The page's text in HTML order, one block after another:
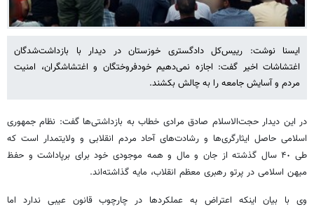
ایسنا نوشت: رییس‌کل دادگستری خوزستان در دیدار با بازداشت‌شدگان
اغتشاشات اخیر گفت: اجازه نمی‌دهیم خودفروختگان و اغتشاشگران، امنیت
مردم و آسایش جامعه را به چالش بکشند.
در این دیدار حجت‌الاسلام صادق مرادی خطاب به بازداشتی‌ها گفت: نظام جمهوری
اسلامی حاصل ایثارگری‌ها و رشادت‌های آحاد مردم انقلابی و ولایتمدار است که
طی ۴٠ سال گذشته از جان و مال و همه موجودی خود برای برپاداشت و حفظ
میهن اسلامی در پرتو رهبری معظم انقلاب، مایه گذاشته‌اند.
وی با بیان اینکه اعتراض به عملکردها در چارچوب قانون عیبی ندارد اما